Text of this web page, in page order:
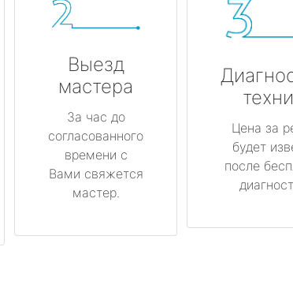
Выезд
мастера
За час до
согласованного
времени с
Вами свяжется
мастер.
Цена за
будет
после